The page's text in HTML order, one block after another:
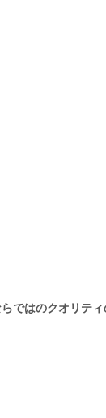
ではのクオリティ